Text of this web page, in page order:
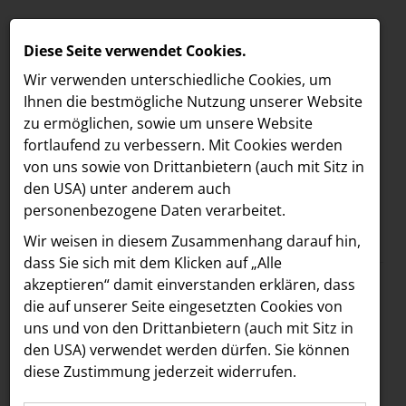
MELDUNGEN
LOEBELL NORDBERG
INNER
aehre
Astoria Artshow
B/S/H Hausgeräte
Meldungen /
Text Bilder
14.07.2025
Jury des Media
Forward Fund sendet
Diese Seite verwendet Cookies.
Wir verwenden unterschiedliche Cookies, um
Ihnen die best­mögliche Nutzung unserer Website
zu ermöglichen, sowie um unsere Website
fortlaufend zu verbessern. Mit Cookies werden
von uns sowie von Drittanbietern (auch mit Sitz in
den USA) unter anderem auch
personenbezogene Daten verarbeitet.
Wir weisen in diesem Zusammenhang darauf hin,
dass Sie sich mit dem Klicken auf „Alle
akzeptieren“ damit ein­ver­standen erklären, dass
die auf unserer Seite eingesetzten Cookies von
uns und von den Drittanbietern (auch mit Sitz in
den USA) verwendet werden dürfen. Sie können
diese Zustimmung jederzeit widerrufen.